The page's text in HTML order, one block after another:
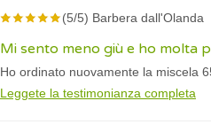
(5/5) Barbera dall'Olanda
Mi sento meno giù e ho molta
Ho ordinato nuovamente la miscela
Leggete la testimonianza completa